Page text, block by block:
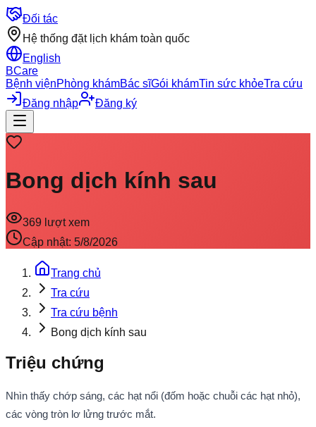
Đối tác
Hệ thống đặt lịch khám toàn quốc
English
BCare
Bệnh việnPhòng khámBác sĩGói khámTin sức khỏeTra cứu
Đăng nhập
Đăng ký
Bong dịch kính sau
369 lượt xem
Cập nhật: 5/8/2026
Trang chủ
Tra cứu
Tra cứu bệnh
Bong dịch kính sau
Triệu chứng
Nhìn thấy chớp sáng, các hạt nổi (đốm hoặc chuỗi các hạt nhỏ),
các vòng tròn lơ lửng trước mắt.